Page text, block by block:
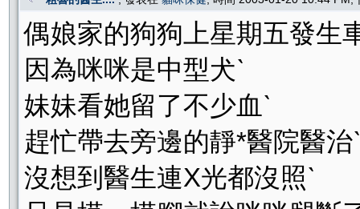
偶娘家的狗狗上星期五發生
因為咪咪是中型犬ˋ
妹妹看她留了不少血ˋ
趕忙帶去旁邊的靜*醫院醫治
沒想到醫生連X光都沒照ˋ